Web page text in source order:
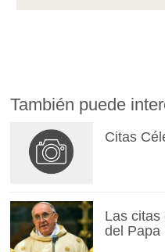
También puede
Citas
Las citas
del Papa